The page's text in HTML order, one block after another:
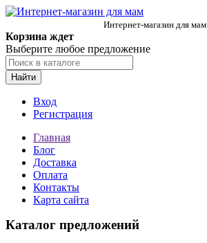
Интернет-магазин для мам
Корзина ждет
Выберите любое предложение
Найти
Вход
Регистрация
Главная
Блог
Доставка
Оплата
Контакты
Карта сайта
Каталог предложений